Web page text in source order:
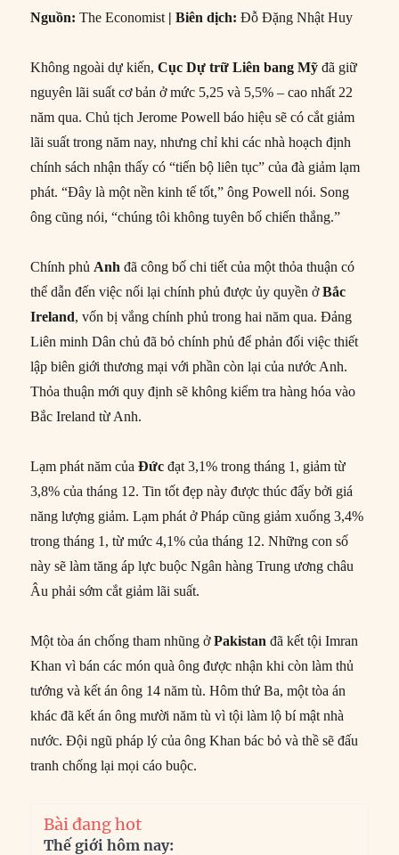
Nguồn: The Economist |Biên dịch: Đỗ Đặng Nhật Huy
Không ngoài dự kiến,Cục Dự trữ Liên bangMỹ đã giữ
nguyên lãi suất cơ bản ở mức 5,25 và 5,5% – cao nhất 22
năm qua. Chủ tịch Jerome Powell báo hiệu sẽ có cắt giảm
lãi suất trong năm nay, nhưng chỉ khi các nhà hoạch định
chính sách nhận thấy có “tiến bộ liên tục” của đà giảm lạm
phát. “Đây là một nền kinh tế tốt,” ông Powell nói. Song
ông cũng nói, “chúng tôi không tuyên bố chiến thắng.”
Chính phủ Anh đã công bố chi tiết của một thỏa thuận có
thể dẫn đến việc nối lại chính phủ được ủy quyền ởBắc
Ireland, vốn bị vắng chính phủ trong hai năm qua. Đảng
Liên minh Dân chủ đã bỏ chính phủ để phản đối việc thiết
lập biên giới thương mại với phần còn lại của nước Anh.
Thỏa thuận mới quy định sẽ không kiểm tra hàng hóa vào
Bắc Ireland từ Anh.
Lạm phát năm củaĐứcđạt 3,1% trong tháng 1, giảm từ
3,8% của tháng 12. Tin tốt đẹp này được thúc đẩy bởi giá
năng lượng giảm. Lạm phát ở Pháp cũng giảm xuống 3,4%
trong tháng 1, từ mức 4,1% của tháng 12. Những con số
này sẽ làm tăng áp lực buộc Ngân hàng Trung ương châu
Âu phải sớm cắt giảm lãi suất.
Một tòa án chống tham nhũng ởPakistan đã kết tội Imran
Khan vì bán các món quà ông được nhận khi còn làm thủ
tướng và kết án ông 14 năm tù. Hôm thứ Ba, một tòa án
khác đã kết án ông mười năm tù vì tội làm lộ bí mật nhà
nước. Đội ngũ pháp lý của ông Khan bác bỏ và thề sẽ đấu
tranh chống lại mọi cáo buộc.
Bài đang hot
Thế giới hôm nay: